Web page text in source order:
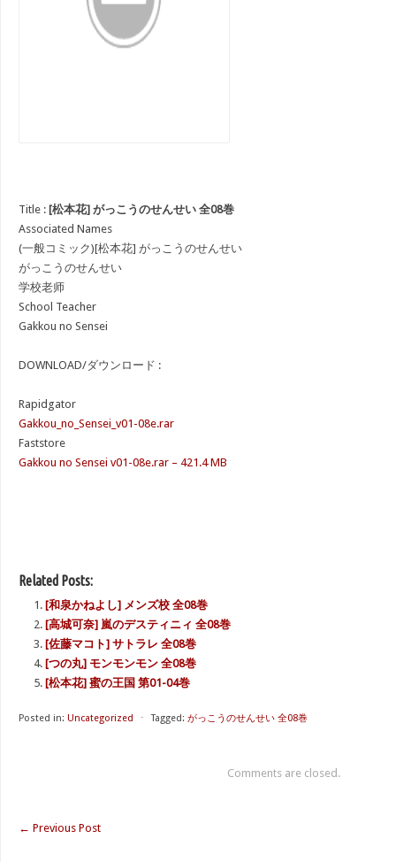
Title : [松本花] がっこうのせんせい 全08巻
Associated Names
(一般コミック)[松本花] がっこうのせんせい
がっこうのせんせい
学校老师
School Teacher
Gakkou no Sensei
DOWNLOAD/ダウンロード :
Rapidgator
Gakkou_no_Sensei_v01-08e.rar
Faststore
Gakkou no Sensei v01-08e.rar – 421.4 MB
Related Posts:
[和泉かねよし] メンズ校 全08巻
[高城可奈] 嵐のデスティニィ 全08巻
[佐藤マコト] サトラレ 全08巻
[つの丸] モンモンモン 全08巻
[松本花] 蜜の王国 第01-04巻
Posted in: Uncategorized ⋅ Tagged: がっこうのせんせい 全08巻
Comments are closed.
← Previous Post